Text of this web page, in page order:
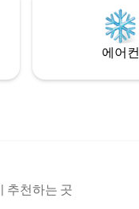
에어컨
추천하는 곳